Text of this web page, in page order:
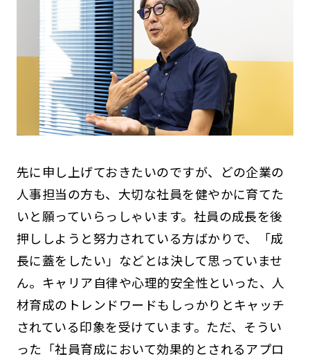
先に申し上げておきたいのですが、どの企業の
人事担当の方も、大切な社員を健やかに育てた
いと願っていらっしゃいます。社員の成長を後
押ししようと努力されている方ばかりで、「成
長に蓋をしたい」などとは決して思っていませ
ん。キャリア自律や心理的安全性といった、人
材育成のトレンドワードもしっかりとキャッチ
されている印象を受けています。ただ、そうい
った「社員育成において効果的とされるアプロ